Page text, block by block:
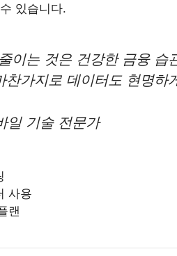
있습니다.
이는 것은 건강한 금융
찬가지로 데이터도 현명하
일 기술 전문가
사용
랜